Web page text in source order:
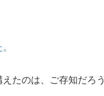
たのは、ご存知だろう